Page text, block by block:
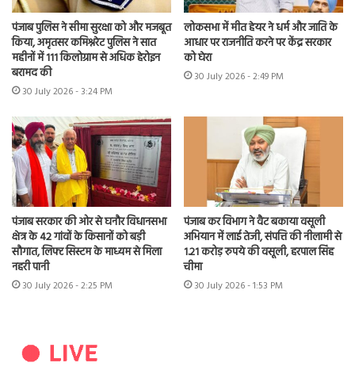
पंजाब पुलिस ने सीमा सुरक्षा को और मजबूत
किया, अमृतसर कमिश्नरेट पुलिस ने सात
महीनों में 111 किलोग्राम से अधिक हेरोइन
बरामद की
30 July 2026 - 3:24 PM
लोकसभा में मीत हेयर ने धर्म और जाति के
आधार पर राजनीति करने पर केंद्र सरकार
को घेरा
30 July 2026 - 2:49 PM
पंजाब सरकार की ओर से घनौर विधानसभा
क्षेत्र के 42 गांवों के किसानों को बड़ी
सौगात, लिफ्ट सिस्टम के माध्यम से मिला
नहरी पानी
30 July 2026 - 2:25 PM
पंजाब कर विभाग ने वैट बकाया वसूली
अभियान में लाई तेजी, संपत्ति की नीलामी से
1.21 करोड़ रुपये की वसूली, हरपाल सिंह
चीमा
30 July 2026 - 1:53 PM